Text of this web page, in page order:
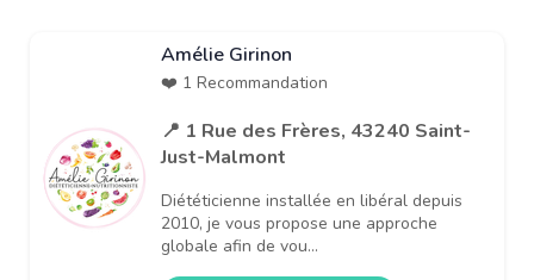
Amélie Girinon
❤️ 1 Recommandation
📍 1 Rue des Frères, 43240 Saint-
Just-Malmont
Diététicienne installée en libéral depuis
2010, je vous propose une approche
globale afin de vou...